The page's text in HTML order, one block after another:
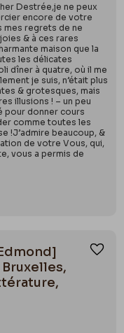
Destrée,je ne peux
encore de votre
mes regrets de ne
& à ces rares
maison que la
les délicates
dîner à quatre, où il me
je suis, n’était plus
& grotesques, mais
illusions ! – un peu
pour donner cours
comme toutes les
!J’admire beaucoup, &
de votre Vous, qui,
vous a permis de